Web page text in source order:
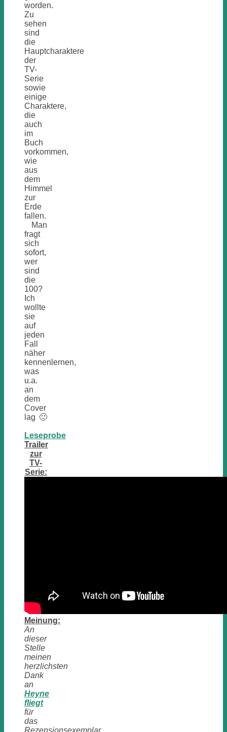
worden.
Zu
sehen
sind
die
Hauptcharaktere
der
TV-
Serie
sowie
einige
Charaktere,
die
auch
im
Buch
vorkommen,
wie
aus
dem
Himmel
zur
Erde
fallen.
Man
fragt
sich
sofort,
wer
sind
die
100?
Ich
wollte
sie
auf
jeden
Fall
näher
kennenlernen,
was
u.a.
an
dem
Cover
lag 🙂
Leseprobe
Trailer
zur
TV-
Serie:
Meinung:
An
dieser
Stelle
meinen
herzlichsten
Dank
an
Heyne
fliegt
für
das
Rezensionsexemplar.